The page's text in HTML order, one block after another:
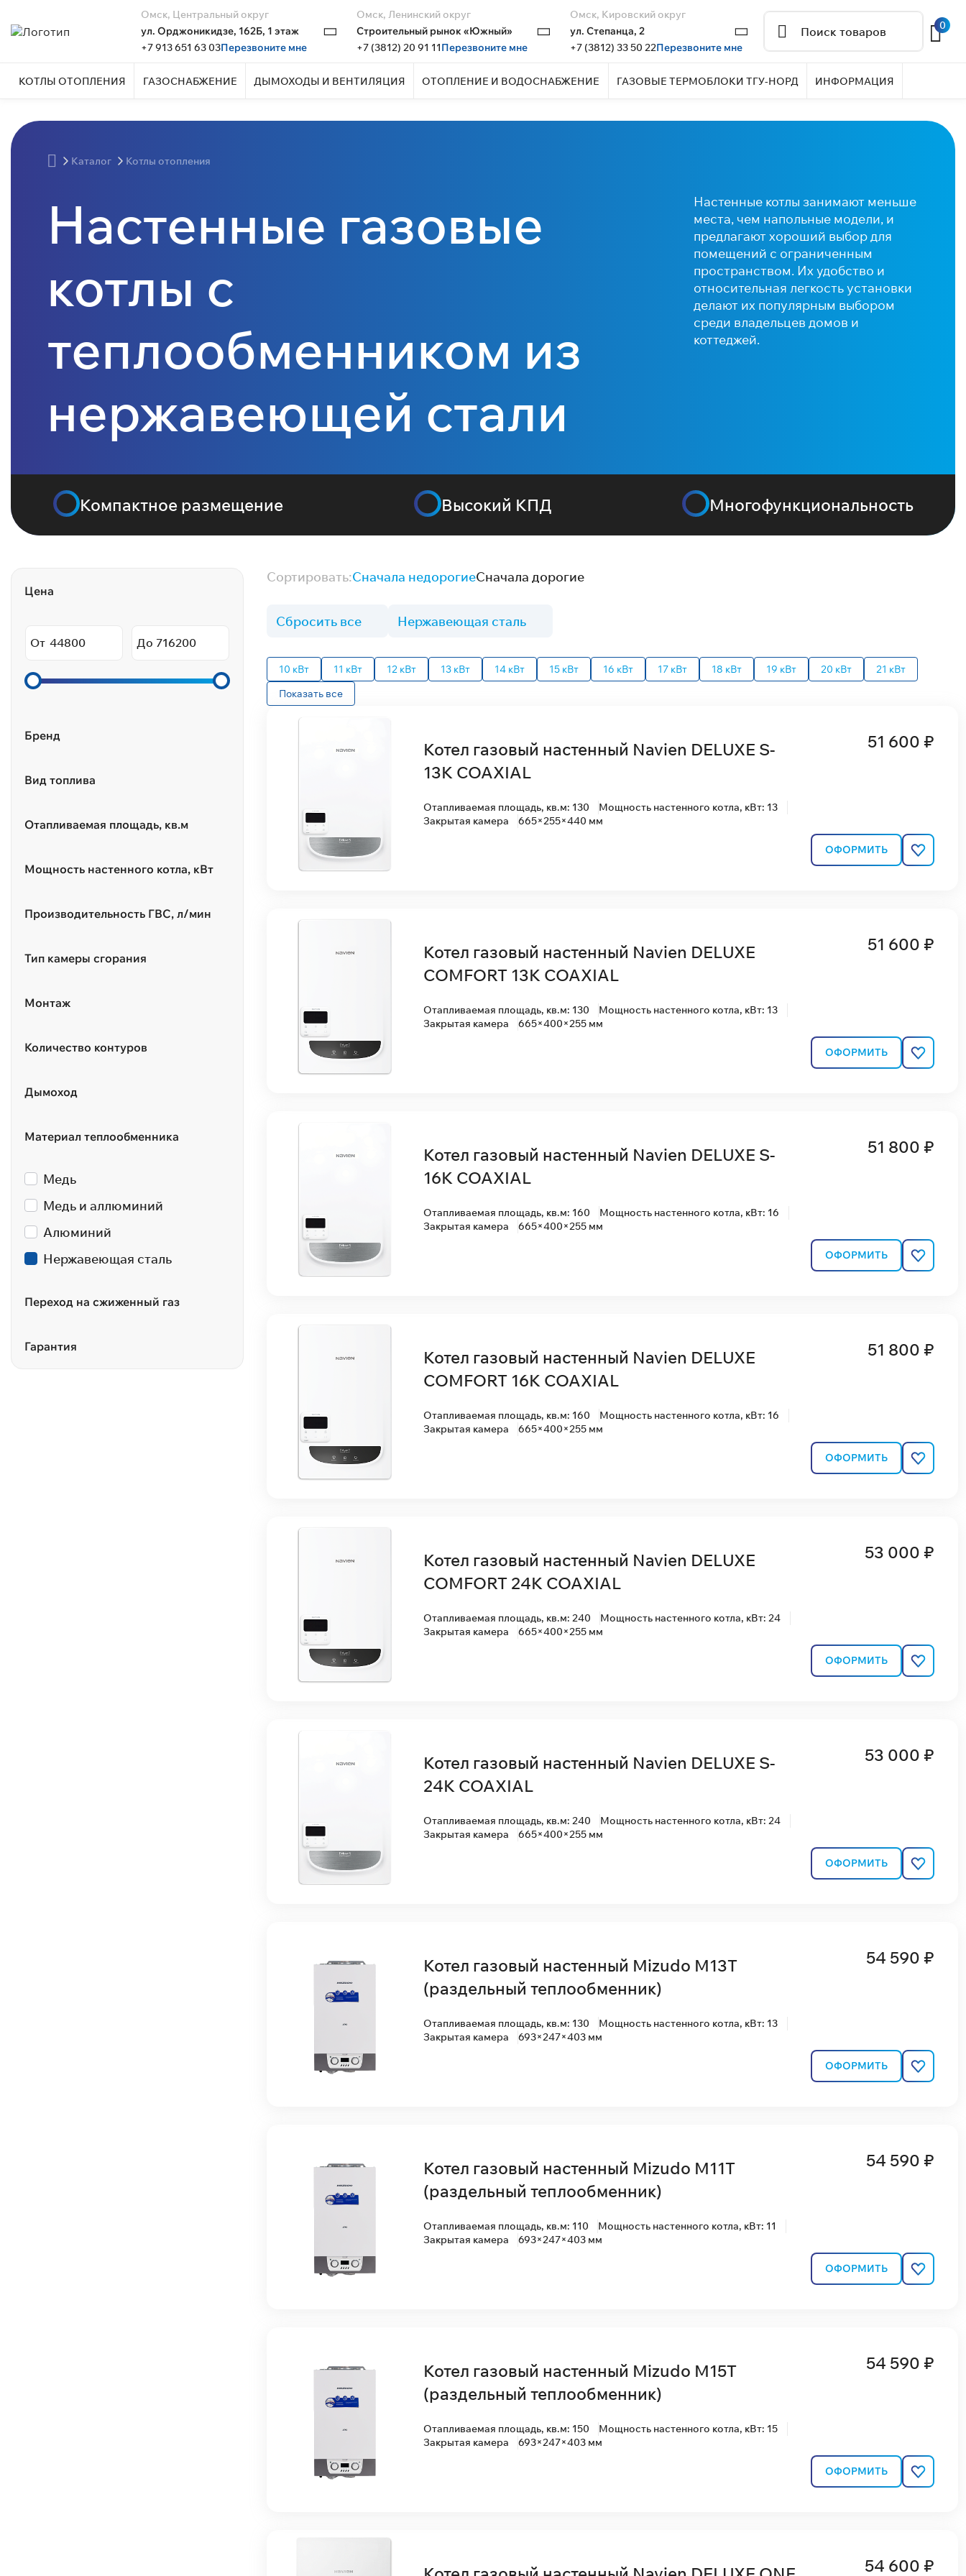
Омск, Центральный округ
ул. Орджоникидзе, 162Б, 1 этаж
+7 913 651 63 03Перезвоните мне
Омск, Ленинский округ
Строительный рынок «Южный»
+7 (3812) 20 91 11Перезвоните мне
Омск, Кировский округ
ул. Степанца, 2
+7 (3812) 33 50 22Перезвоните мне
0
КОТЛЫ ОТОПЛЕНИЯ ГАЗОСНАБЖЕНИЕ ДЫМОХОДЫ И ВЕНТИЛЯЦИЯ ОТОПЛЕНИЕ И ВОДОСНАБЖЕНИЕ ГАЗОВЫЕ ТЕРМОБЛОКИ ТГУ-НОРД ИНФОРМАЦИЯ
Каталог Котлы отопления
Настенные газовые
котлы с
теплообменником из
нержавеющей стали
Настенные котлы занимают меньше
места, чем напольные модели, и
предлагают хороший выбор для
помещений с ограниченным
пространством. Их удобство и
относительная легкость установки
делают их популярным выбором
среди владельцев домов и
коттеджей.
Компактное размещение Высокий КПД Многофункциональность
Цена
От До
Бренд
Вид топлива
Отапливаемая площадь, кв.м
Мощность настенного котла, кВт
Производительность ГВС, л/мин
Тип камеры сгорания
Монтаж
Количество контуров
Дымоход
Материал теплообменника
Медь
Медь и аллюминий
Алюминий
Нержавеющая сталь
Переход на сжиженный газ
Гарантия
Сортировать:Сначала недорогиеСначала дорогие
Сбросить все Нержавеющая сталь
10 кВт 11 кВт 12 кВт 13 кВт 14 кВт 15 кВт 16 кВт 17 кВт 18 кВт 19 кВт 20 кВт
21 кВт
Показать все
Котел газовый настенный Navien DELUXE S-
13K COAXIAL
Отапливаемая площадь, кв.м: 130
Мощность настенного котла, кВт: 13
Закрытая камера
665×255×440 мм
51 600 ₽
ОФОРМИТЬ
Котел газовый настенный Navien DELUXE
COMFORT 13K COAXIAL
Отапливаемая площадь, кв.м: 130
Мощность настенного котла, кВт: 13
Закрытая камера
665×400×255 мм
51 600 ₽
ОФОРМИТЬ
Котел газовый настенный Navien DELUXE S-
16K COAXIAL
Отапливаемая площадь, кв.м: 160
Мощность настенного котла, кВт: 16
Закрытая камера
665×400×255 мм
51 800 ₽
ОФОРМИТЬ
Котел газовый настенный Navien DELUXE
COMFORT 16K COAXIAL
Отапливаемая площадь, кв.м: 160
Мощность настенного котла, кВт: 16
Закрытая камера
665×400×255 мм
51 800 ₽
ОФОРМИТЬ
Котел газовый настенный Navien DELUXE
COMFORT 24K COAXIAL
Отапливаемая площадь, кв.м: 240
Мощность настенного котла, кВт: 24
Закрытая камера
665×400×255 мм
53 000 ₽
ОФОРМИТЬ
Котел газовый настенный Navien DELUXE S-
24K COAXIAL
Отапливаемая площадь, кв.м: 240
Мощность настенного котла, кВт: 24
Закрытая камера
665×400×255 мм
53 000 ₽
ОФОРМИТЬ
Котел газовый настенный Mizudo M13T
(раздельный теплообменник)
Отапливаемая площадь, кв.м: 130
Мощность настенного котла, кВт: 13
Закрытая камера
693×247×403 мм
54 590 ₽
ОФОРМИТЬ
Котел газовый настенный Mizudo M11T
(раздельный теплообменник)
Отапливаемая площадь, кв.м: 110
Мощность настенного котла, кВт: 11
Закрытая камера
693×247×403 мм
54 590 ₽
ОФОРМИТЬ
Котел газовый настенный Mizudo M15T
(раздельный теплообменник)
Отапливаемая площадь, кв.м: 150
Мощность настенного котла, кВт: 15
Закрытая камера
693×247×403 мм
54 590 ₽
ОФОРМИТЬ
54 600 ₽